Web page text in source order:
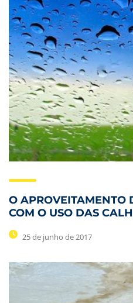
O APROVEITAMENTO
COM O USO DAS
25 de junho de 2017